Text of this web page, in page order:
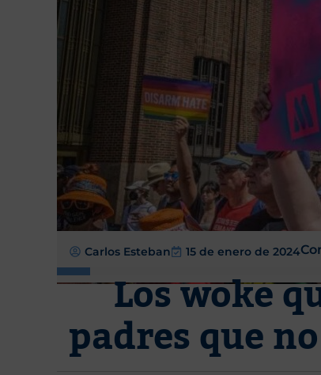
Carlos Esteban 15 de enero de 2024
Los woke
padres que